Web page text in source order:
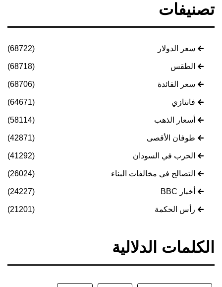
تصنيفات
سعر الدولار (68722)
الطقس (68718)
سعر الفائدة (68706)
فانتازي (64671)
أسعار الذهب (58114)
طوفان الأقصى (42871)
الحرب في السودان (41292)
التصالح في مخالفات البناء (26024)
أخبار BBC (24227)
رأس الحكمة (21201)
الكلمات الدلالية